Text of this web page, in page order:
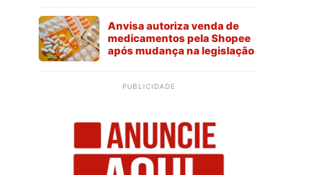
Anvisa autoriza venda de
medicamentos pela Shopee
após mudança na legislação
PUBLICIDADE